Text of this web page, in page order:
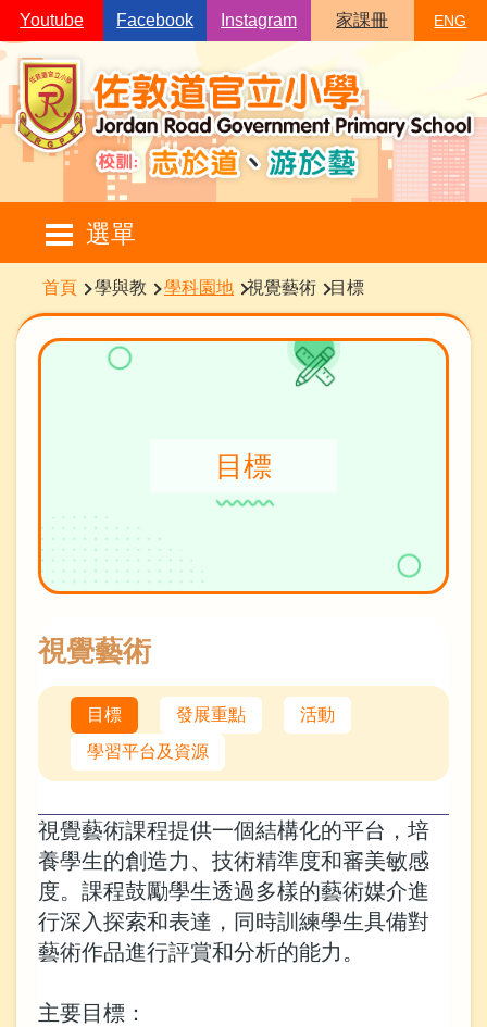
移至主內容
Youtube Facebook Instagram 家課冊 ENG
選單
Main
navigation
導
航
連
首頁 學與教 學科園地 視覺藝術 目標
目標
視覺藝術
目標 發展重點
活動
學習平台及資源
視覺藝術課程提供一個結構化的平台，培
養學生的創造力、技術精準度和審美敏感
度。課程鼓勵學生透過多樣的藝術媒介進
行深入探索和表達，同時訓練學生具備對
藝術作品進行評賞和分析的能力。
主要目標：